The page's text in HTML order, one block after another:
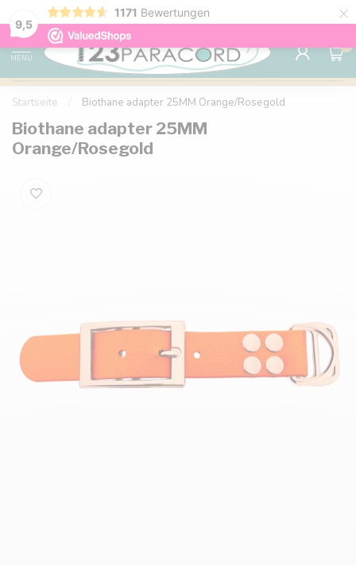
9,5
1171 Bewertungen ×
Sparen Sie mit Ihrem Konto und sichern Sie sich
Rabatte.
MENU
0
Startseite Biothane adapter 25MM Orange/Rosegold
Biothane adapter 25MM
Orange/Rosegold